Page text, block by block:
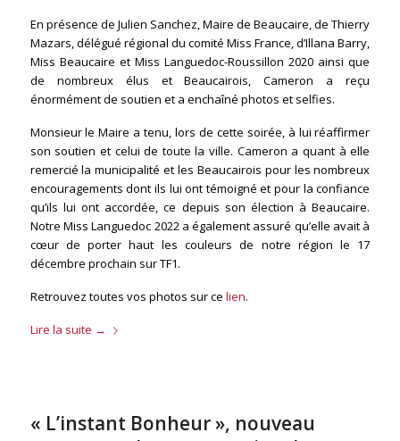
En présence de Julien Sanchez, Maire de Beaucaire, de Thierry
Mazars, délégué régional du comité Miss France, d’Illana Barry,
Miss Beaucaire et Miss Languedoc-Roussillon 2020 ainsi que
de nombreux élus et Beaucairois, Cameron a reçu
énormément de soutien et a enchaîné photos et selfies.
Monsieur le Maire a tenu, lors de cette soirée, à lui réaffirmer
son soutien et celui de toute la ville. Cameron a quant à elle
remercié la municipalité et les Beaucairois pour les nombreux
encouragements dont ils lui ont témoigné et pour la confiance
qu’ils lui ont accordée, ce depuis son élection à Beaucaire.
Notre Miss Languedoc 2022 a également assuré qu’elle avait à
cœur de porter haut les couleurs de notre région le 17
décembre prochain sur TF1.
Retrouvez toutes vos photos sur ce lien.
Lire la suite →
« L’instant Bonheur », nouveau